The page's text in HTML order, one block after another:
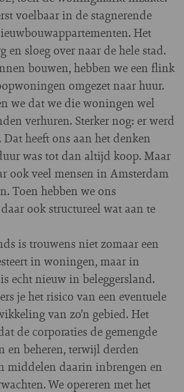
voelbaar in de stagnerende
Het
en sloeg over naar de hele stad.
bouwen, hebben we een flink
omgezet naar huur.
we dat we die woningen wel
verhuren. Sterker nog: er werd
Dat heeft ons aan het denken
was tot dan altijd koop. Maar
ook veel mensen in Amsterdam
Toen hebben we ons
ook structureel wat aan te
is trouwens niet zomaar een
in woningen, maar in
echt nieuw in beleggersland.
je het risico van een eventuele
van zo’n gebied. Het
de corporaties de gemengde
en beheren, terwijl derden
middelen daarin inbrengen en
We opereren met het